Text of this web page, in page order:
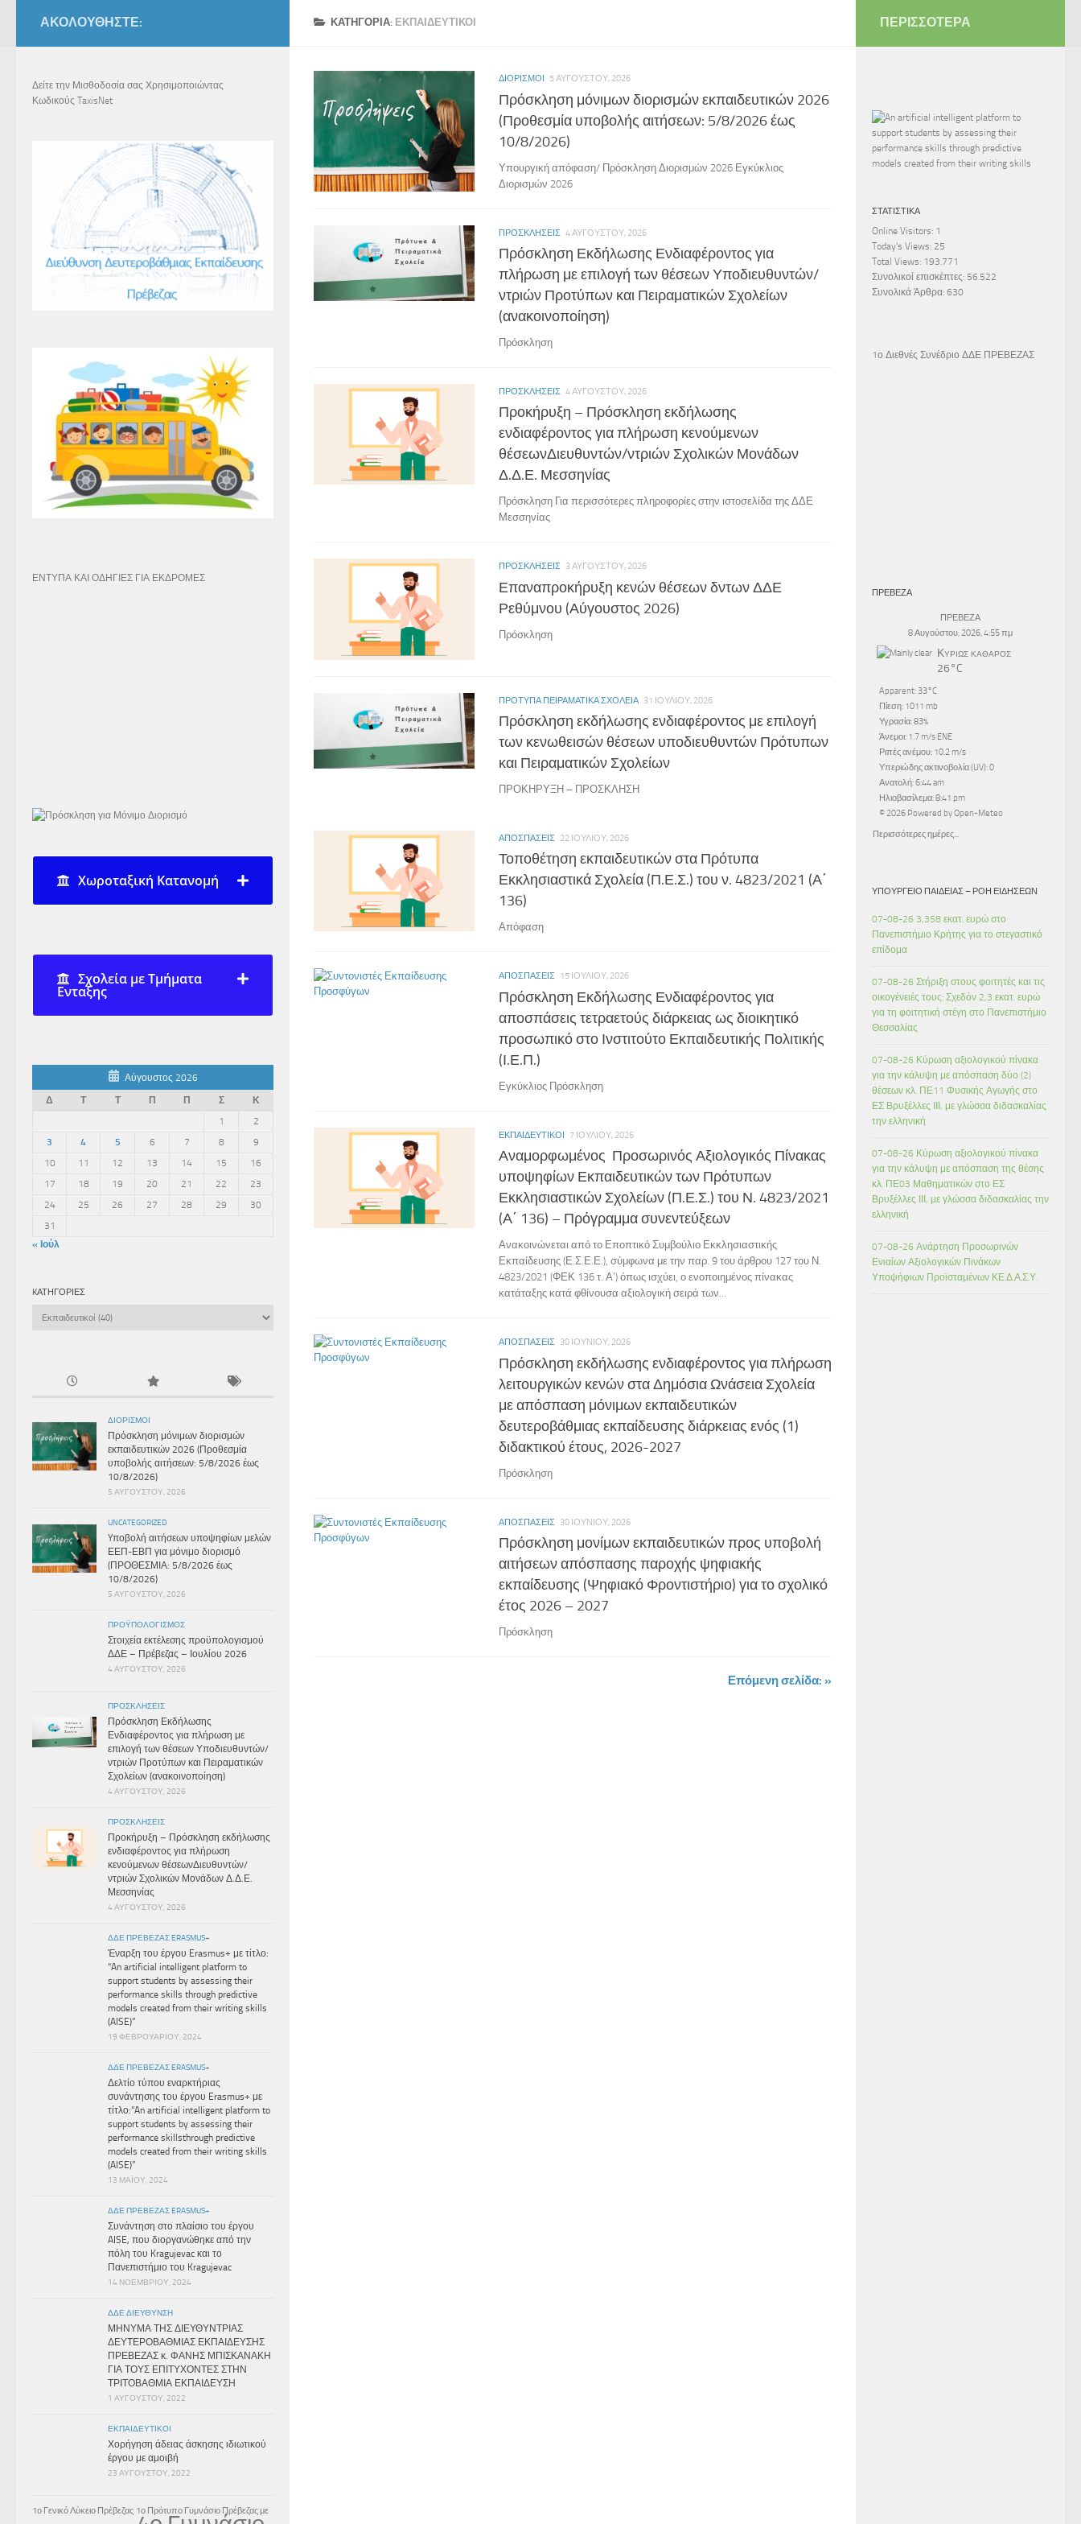
ΚΑΤΗΓΟΡΊΑ: ΕΚΠΑΙΔΕΥΤΙΚΟΊ
ΔΙΟΡΙΣΜΟΊ 5 ΑΥΓΟΎΣΤΟΥ, 2026
Πρόσκληση μόνιμων διορισμών εκπαιδευτικών 2026
(Προθεσμία υποβολής αιτήσεων: 5/8/2026 έως
10/8/2026)
Υπουργική απόφαση/ Πρόσκληση Διορισμών 2026 Εγκύκλιος
Διορισμών 2026
ΠΡΟΣΚΛΉΣΕΙΣ 4 ΑΥΓΟΎΣΤΟΥ, 2026
Πρόσκληση Εκδήλωσης Ενδιαφέροντος για
πλήρωση με επιλογή των θέσεων Υποδιευθυντών/
ντριών Προτύπων και Πειραματικών Σχολείων
(ανακοινοποίηση)
Πρόσκληση
ΠΡΟΣΚΛΉΣΕΙΣ 4 ΑΥΓΟΎΣΤΟΥ, 2026
Προκήρυξη – Πρόσκληση εκδήλωσης
ενδιαφέροντος για πλήρωση κενούμενων
θέσεωνΔιευθυντών/ντριών Σχολικών Μονάδων
Δ.Δ.Ε. Μεσσηνίας
Πρόσκληση Για περισσότερες πληροφορίες στην ιστοσελίδα της ΔΔΕ
Μεσσηνίας
ΠΡΟΣΚΛΉΣΕΙΣ 3 ΑΥΓΟΎΣΤΟΥ, 2026
Επαναπροκήρυξη κενών θέσεων δντων ΔΔΕ
Ρεθύμνου (Αύγουστος 2026)
Πρόσκληση
ΠΡΌΤΥΠΑ ΠΕΙΡΑΜΑΤΙΚΆ ΣΧΟΛΕΊΑ 31 ΙΟΥΛΊΟΥ, 2026
Πρόσκληση εκδήλωσης ενδιαφέροντος με επιλογή
των κενωθεισών θέσεων υποδιευθυντών Πρότυπων
και Πειραματικών Σχολείων
ΠΡΟΚΗΡΥΞΗ – ΠΡΟΣΚΛΗΣΗ
ΑΠΟΣΠΆΣΕΙΣ 22 ΙΟΥΛΊΟΥ, 2026
Τοποθέτηση εκπαιδευτικών στα Πρότυπα
Εκκλησιαστικά Σχολεία (Π.Ε.Σ.) του ν. 4823/2021 (Α΄
136)
Απόφαση
ΑΠΟΣΠΆΣΕΙΣ 15 ΙΟΥΛΊΟΥ, 2026
Πρόσκληση Εκδήλωσης Ενδιαφέροντος για
αποσπάσεις τετραετούς διάρκειας ως διοικητικό
προσωπικό στο Ινστιτούτο Εκπαιδευτικής Πολιτικής
(Ι.Ε.Π.)
Εγκύκλιος Πρόσκληση
ΕΚΠΑΙΔΕΥΤΙΚΟΊ 7 ΙΟΥΛΊΟΥ, 2026
Αναμορφωμένος Προσωρινός Αξιολογικός Πίνακας
υποψηφίων Εκπαιδευτικών των Πρότυπων
Εκκλησιαστικών Σχολείων (Π.Ε.Σ.) του Ν. 4823/2021
(Α΄ 136) – Πρόγραμμα συνεντεύξεων
Ανακοινώνεται από το Εποπτικό Συμβούλιο Εκκλησιαστικής
Εκπαίδευσης (Ε.Σ.Ε.Ε.), σύμφωνα με την παρ. 9 του άρθρου 127 του Ν.
4823/2021 (ΦΕΚ 136 τ. Α’) όπως ισχύει, ο ενοποιημένος πίνακας
κατάταξης κατά φθίνουσα αξιολογική σειρά των...
ΑΠΟΣΠΆΣΕΙΣ 30 ΙΟΥΝΊΟΥ, 2026
Πρόσκληση εκδήλωσης ενδιαφέροντος για πλήρωση
λειτουργικών κενών στα Δημόσια Ωνάσεια Σχολεία
με απόσπαση μόνιμων εκπαιδευτικών
δευτεροβάθμιας εκπαίδευσης διάρκειας ενός (1)
διδακτικού έτους, 2026-2027
Πρόσκληση
ΑΠΟΣΠΆΣΕΙΣ 30 ΙΟΥΝΊΟΥ, 2026
Πρόσκληση μονίμων εκπαιδευτικών προς υποβολή
αιτήσεων απόσπασης παροχής ψηφιακής
εκπαίδευσης (Ψηφιακό Φροντιστήριο) για το σχολικό
έτος 2026 – 2027
Πρόσκληση
Επόμενη σελίδα: »
ΑΚΟΛΟΥΘΉΣΤΕ:
Δείτε την Μισθοδοσία σας Χρησιμοποιώντας
Κωδικούς TaxisNet
ΕΝΤΥΠΑ ΚΑΙ ΟΔΗΓΙΕΣ ΓΙΑ ΕΚΔΡΟΜΕΣ
Χωροταξική Κατανομή
Σχολεία με Τμήματα
Ενταξης
Αύγουστος 2026
Δ
Τ Τ Π Π Σ
Κ
1
2
3
4 5 6 7 8
9
10
11 12 13 14 15
16
17
18 19 20 21 22
23
24
25 26 27 28 29
30
31
« Ιούλ
KΑΤΗΓΟΡΊΕΣ
ΔΙΟΡΙΣΜΟΊ
Πρόσκληση μόνιμων διορισμών
εκπαιδευτικών 2026 (Προθεσμία
υποβολής αιτήσεων: 5/8/2026 έως
10/8/2026)
5 ΑΥΓΟΎΣΤΟΥ, 2026
UNCATEGORIZED
Yποβολή αιτήσεων υποψηφίων μελών
ΕΕΠ-ΕΒΠ για μόνιμο διορισμό
(ΠΡΟΘΕΣΜΙΑ: 5/8/2026 έως
10/8/2026)
5 ΑΥΓΟΎΣΤΟΥ, 2026
ΠΡΟΫΠΟΛΟΓΙΣΜΌΣ
Στοιχεία εκτέλεσης προϋπολογισμού
ΔΔΕ – Πρέβεζας – Ιουλίου 2026
4 ΑΥΓΟΎΣΤΟΥ, 2026
ΠΡΟΣΚΛΉΣΕΙΣ
Πρόσκληση Εκδήλωσης
Ενδιαφέροντος για πλήρωση με
επιλογή των θέσεων Υποδιευθυντών/
ντριών Προτύπων και Πειραματικών
Σχολείων (ανακοινοποίηση)
4 ΑΥΓΟΎΣΤΟΥ, 2026
ΠΡΟΣΚΛΉΣΕΙΣ
Προκήρυξη – Πρόσκληση εκδήλωσης
ενδιαφέροντος για πλήρωση
κενούμενων θέσεωνΔιευθυντών/
ντριών Σχολικών Μονάδων Δ.Δ.Ε.
Μεσσηνίας
4 ΑΥΓΟΎΣΤΟΥ, 2026
ΔΔΕ ΠΡΕΒΕΖΑΣ ERASMUS+
Έναρξη του έργου Erasmus+ με τίτλο:
“An artificial intelligent platform to
support students by assessing their
performance skills through predictive
models created from their writing skills
(AISE)”
19 ΦΕΒΡΟΥΑΡΊΟΥ, 2024
ΔΔΕ ΠΡΕΒΕΖΑΣ ERASMUS+
Δελτίο τύπου εναρκτήριας
συνάντησης του έργου Erasmus+ με
τίτλο:“An artificial intelligent platform to
support students by assessing their
performance skillsthrough predictive
models created from their writing skills
(AISE)”
13 ΜΑΪ́ΟΥ, 2024
ΔΔΕ ΠΡΕΒΕΖΑΣ ERASMUS+
Συνάντηση στο πλαίσιο του έργου
AISE, που διοργανώθηκε από την
πόλη του Kragujevac και το
Πανεπιστήμιο του Kragujevac
14 ΝΟΕΜΒΡΊΟΥ, 2024
ΔΔΕ ΔΙΕΎΘΥΝΣΗ
ΜΗΝΥΜΑ ΤΗΣ ΔΙΕΥΘΥΝΤΡΙΑΣ
ΔΕΥΤΕΡΟΒΑΘΜΙΑΣ ΕΚΠΑΙΔΕΥΣΗΣ
ΠΡΕΒΕΖΑΣ κ. ΦΑΝΗΣ ΜΠΙΣΚΑΝΑΚΗ
ΓΙΑ ΤΟΥΣ ΕΠΙΤΥΧΟΝΤΕΣ ΣΤΗΝ
ΤΡΙΤΟΒΑΘΜΙΑ ΕΚΠΑΙΔΕΥΣΗ
1 ΑΥΓΟΎΣΤΟΥ, 2022
ΕΚΠΑΙΔΕΥΤΙΚΟΊ
Χορήγηση άδειας άσκησης ιδιωτικού
έργου με αμοιβή
23 ΑΥΓΟΎΣΤΟΥ, 2022
1ο Γενικό Λύκειο Πρέβεζας 1ο Πρότυπο Γυμνάσιο Πρέβεζας με
ΠΕΡΙΣΣΌΤΕΡΑ
ΣΤΑΤΙΣΤΙΚΆ
Online Visitors: 1
Today's Views: 25
Total Views: 193.771
Συνολικοί επισκέπτες: 56.522
Συνολικά Άρθρα: 630
1ο Διεθνές Συνέδριο ΔΔΕ ΠΡΕΒΕΖΑΣ
ΠΡΕΒΕΖΑ
ΠΡΕΒΕΖΑ
8 Αυγούστου, 2026, 4:55 πμ
Κυρίως καθαρός
26°C
Apparent: 33°C
Πίεση: 1011 mb
Υγρασία: 83%
Άνεμοι: 1.7 m/s ENE
Ριπές ανέμου: 10.2 m/s
Υπεριώδης ακτινοβολία (UV): 0
Ανατολή: 6:44 am
Ηλιοβασίλεμα: 8:41 pm
© 2026 Powered by Open-Meteo
Περισσότερες ημέρες...
ΥΠΟΥΡΓΕΊΟ ΠΑΙΔΕΊΑΣ – ΡΟΉ ΕΙΔΉΣΕΩΝ
07-08-26 3,358 εκατ. ευρώ στο
Πανεπιστήμιο Κρήτης για το στεγαστικό
επίδομα
07-08-26 Στήριξη στους φοιτητές και τις
οικογένειές τους: Σχεδόν 2,3 εκατ. ευρώ
για τη φοιτητική στέγη στο Πανεπιστήμιο
Θεσσαλίας
07-08-26 Κύρωση αξιολογικού πίνακα
για την κάλυψη με απόσπαση δύο (2)
θέσεων κλ. ΠΕ11 Φυσικής Αγωγής στο
ΕΣ Βρυξέλλες ΙΙΙ, με γλώσσα διδασκαλίας
την ελληνική
07-08-26 Κύρωση αξιολογικού πίνακα
για την κάλυψη με απόσπαση της θέσης
κλ. ΠΕ03 Μαθηματικών στο ΕΣ
Βρυξέλλες ΙΙΙ, με γλώσσα διδασκαλίας την
ελληνική
07-08-26 Ανάρτηση Προσωρινών
Ενιαίων Αξιολογικών Πινάκων
Υποψήφιων Προϊσταμένων ΚΕ.Δ.Α.Σ.Υ.